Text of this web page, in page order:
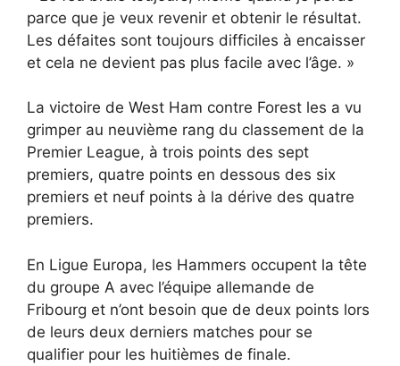
parce que je veux revenir et obtenir le résultat.
Les défaites sont toujours difficiles à encaisser
et cela ne devient pas plus facile avec l’âge. »
La victoire de West Ham contre Forest les a vu
grimper au neuvième rang du classement de la
Premier League, à trois points des sept
premiers, quatre points en dessous des six
premiers et neuf points à la dérive des quatre
premiers.
En Ligue Europa, les Hammers occupent la tête
du groupe A avec l’équipe allemande de
Fribourg et n’ont besoin que de deux points lors
de leurs deux derniers matches pour se
qualifier pour les huitièmes de finale.